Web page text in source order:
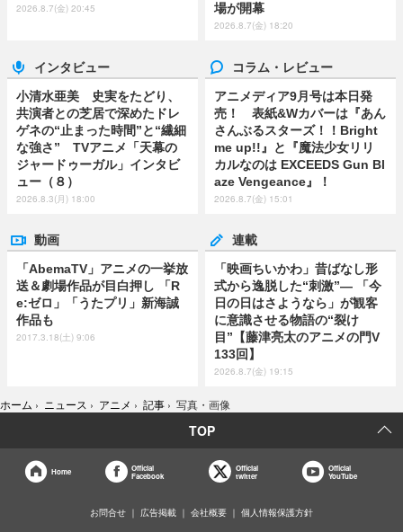
2026.8.7(金) 20:45
場が開幕
2026.8.7(金) 18:20
インタビュー
小清水亜美 史実をたどり、
共演者との芝居で深めたドレ
ゲネの“止まった時間”と“繊細
な強さ” TVアニメ「天幕の
ジャードゥーガル」インタビ
ュー（８）
2026.8.3(月) 18:00
コラム・レビュー
アニメディア9月号は本日発
売！ 表紙&Wカバーは『あん
さんぶるスターズ！！Bright
me up!!』と『魔法少女リリ
カルなのは EXCEEDS Gun Bl
aze Vengeance』！
2026.8.7(金) 15:01
動画
「AbemaTV」アニメの一挙放
送＆劇場作品が目白押し 「R
e:ゼロ」「うたプリ」新海誠
作品も
2017.3.18(土) 9:06
連載
「映画ちいかわ」昔ばなし形
式から逸脱した“刺激”― 「今
日の日はさようなら」が観客
に意識させる物語の“裂け
目”【藤津亮太のアニメの門V
133回】
2026.8.7(金) 19:15
ホーム › ニュース › アニメ › 記事 › 写真・画像
TOP
Home
Official
Facebook
Official
twitter
Official
YouTube
お問合せ 広告掲載 会社概要 個人情報保護方針